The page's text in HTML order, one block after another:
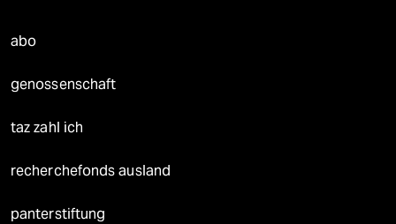
abo
genossenschaft
taz zahl ich
recherchefonds ausland
panterstiftung